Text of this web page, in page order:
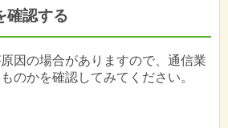
確認する
因の場合がありますので、通信業
のかを確認してみてください。